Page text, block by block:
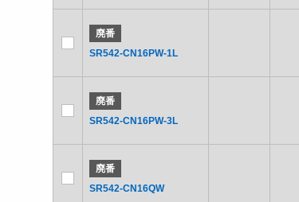
廃番
SR542-CN16PW-1L
廃番
SR542-CN16PW-3L
廃番
SR542-CN16QW